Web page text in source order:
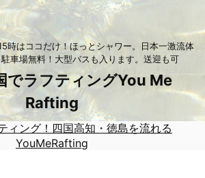
時はココだけ！ほっとシャワー。日本一激流体
車場無料！大型バスも入ります。送迎も可
でラフティングYou Me
Rafting
ィング！四国高知・徳島を流れる
YouMeRafting